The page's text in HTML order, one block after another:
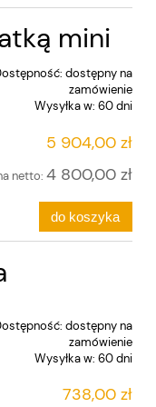
mini
dostępny na
zamówienie
Wysyłka w: 60 dni
5 904,00 zł
netto: 4 800,00 zł
do koszyka
dostępny na
zamówienie
Wysyłka w: 60 dni
738,00 zł